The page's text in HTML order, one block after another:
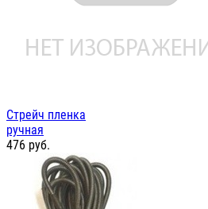
Стрейч пленка
ручная
476 руб.